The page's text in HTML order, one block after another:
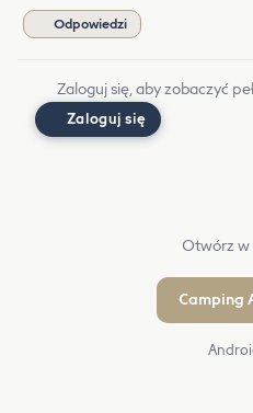
Odpowiedzi
Zaloguj się, aby zobaczyć
Zaloguj się
Otwórz w
Camping